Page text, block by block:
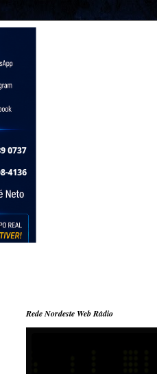
Rede Nordeste Web Rádio